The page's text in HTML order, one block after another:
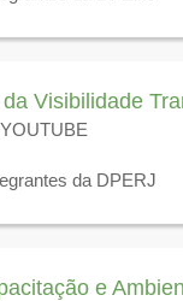
até 31 de
Visibilidade
da DPERJ
de dezembro de
e